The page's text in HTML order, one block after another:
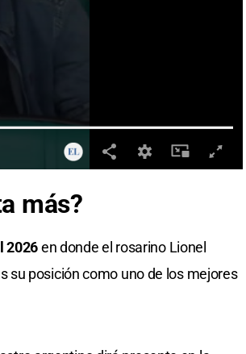
más?
2026en donde el rosarino Lionel
su posición como uno de los mejores